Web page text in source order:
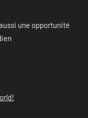
une opportunité